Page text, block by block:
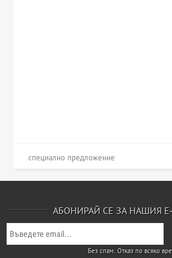
специално предложение
АБОНИРАЙ СЕ ЗА НАШИЯ
Без спам. Отказ по всяко